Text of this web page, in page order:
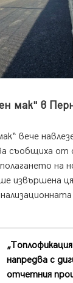
мак" в
вече
съобщиха от
на
извършена
напредва с
отчетния